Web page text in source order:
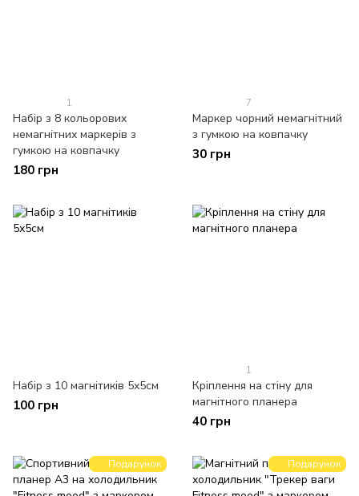
1
Набір з 8 кольорових
немагнітних маркерів з
гумкою на ковпачку
180 грн
7
Маркер чорний немагнітний
з гумкою на ковпачку
30 грн
Набір з 10 магнітиків 5х5см
100 грн
1
Кріплення на стіну для
магнітного планера
40 грн
Подарунок Подарунок